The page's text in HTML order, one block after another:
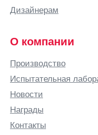
Брянск
Бугуруслан
Буденновск
Бузулук
Бутурлино
В
Валдай
Дизайнерам
О компании
Производство
Испытательная
Новости
Награды
Контакты